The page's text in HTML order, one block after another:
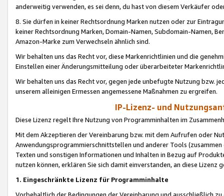
anderweitig verwenden, es sei denn, du hast von diesem Verkäufer
8. Sie dürfen in keiner Rechtsordnung Marken nutzen oder zur
keiner Rechtsordnung Marken, Domain-Namen, Subdomain-Namen,
Amazon-Marke zum Verwechseln ähnlich sind.
Wir behalten uns das Recht vor, diese Markenrichtlinien und die
Einstellen einer Änderungsmitteilung oder überarbeiteter
Wir behalten uns das Recht vor, gegen jede unbefugte Nutzung bzw.
unserem alleinigen Ermessen angemessene Maßnahmen zu ergreifen.
IP-Lizenz- und
Diese Lizenz regelt Ihre Nutzung von Programminhalten im
Mit dem Akzeptieren der Vereinbarung bzw. mit dem Aufrufen oder
Anwendungsprogrammierschnittstellen und anderer Tools (zusammen
Texten und sonstigen Informationen und Inhalten in Bezug auf
nutzen können, erklären Sie sich damit einverstanden, an diese Lizenz
1. Eingeschränkte Lizenz für Programminhalte
Vorbehaltlich der Bedingungen der Vereinbarung und ausschließlich